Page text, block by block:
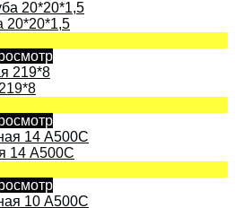
20*20*1,5
14 А500С